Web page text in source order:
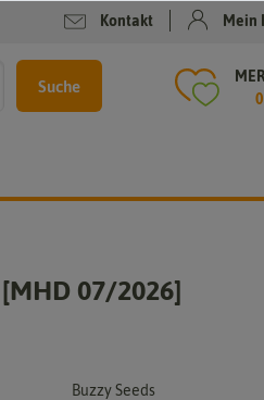
Kontakt Mein
Suche
07/2026]
Buzzy Seeds